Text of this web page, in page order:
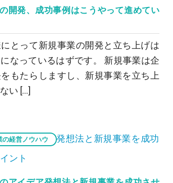
開発、成功事例はこうやって進めてい
とって新規事業の開発と立ち上げは
なっているはずです。 新規事業は企
もたらしますし、新規事業を立ち上
い […]
の経営ノウハウ